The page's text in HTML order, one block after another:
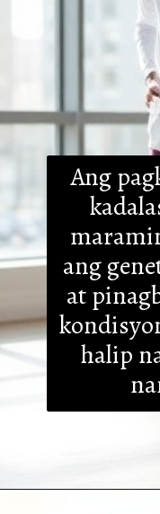
Ang
ang
at
halip